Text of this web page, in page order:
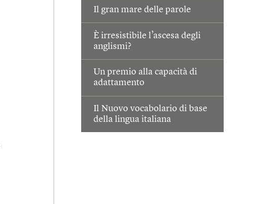
Il gran mare delle parole
È irresistibile l’ascesa degli
anglismi?
Un premio alla capacità di
adattamento
Il Nuovo vocabolario di base
della lingua italiana